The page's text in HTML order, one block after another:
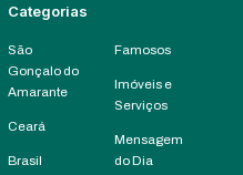
Categorias
São
Gonçalo do
Amarante
Ceará
Brasil
Famosos
Imóveis e
Serviços
Mensagem
do Dia